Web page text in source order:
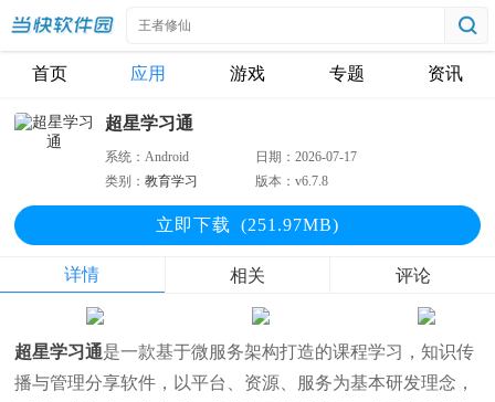
首页 应用 游戏 专题 资讯
超星学习通
系统：Android 日期：2026-07-17
类别：教育学习 版本：v6.7.8
立即下载 (251.97MB)
详情 相关 评论
超星学习通是一款基于微服务架构打造的课程学习，知识传
播与管理分享软件，以平台、资源、服务为基本研发理念，